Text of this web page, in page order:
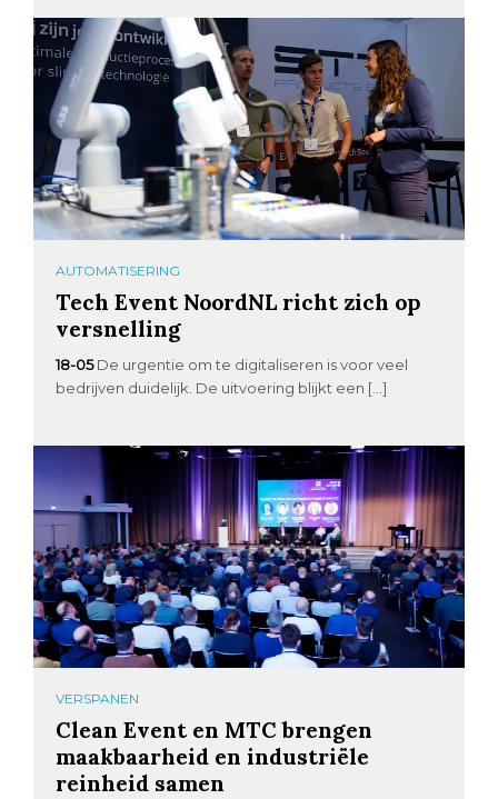
AUTOMATISERING
Tech Event NoordNL richt zich op
versnelling
18-05 De urgentie om te digitaliseren is voor veel
bedrijven duidelijk. De uitvoering blijkt een […]
VERSPANEN
Clean Event en MTC brengen
maakbaarheid en industriële
reinheid samen